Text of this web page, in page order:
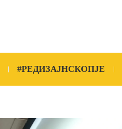
#РЕДИЗАЈНСКОПЈЕ